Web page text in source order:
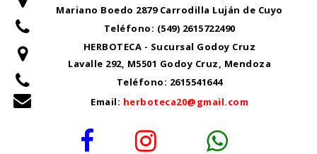
Mariano Boedo 2879 Carrodilla Luján de Cuyo
Teléfono: (549) 2615722490
HERBOTECA - Sucursal Godoy Cruz
Lavalle 292, M5501 Godoy Cruz, Mendoza
Teléfono: 2615541644
Email: herboteca20@gmail.com